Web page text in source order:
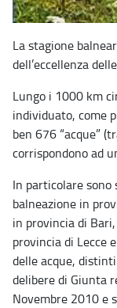
La stagione
dell’eccellenza
Lungo i 1000 km
individuato, come
ben 676 “acque”
corrispondono ad
In particolare
balneazione in
in provincia di
provincia di Lecce
delle acque,
delibere di Giunta
Novembre 2010 e